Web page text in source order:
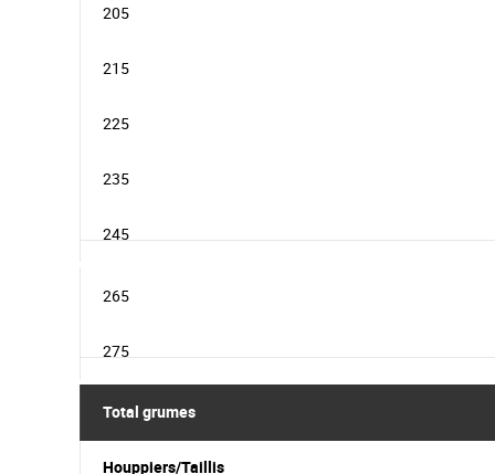
205
215
225
235
245
265
275
Total grumes
Houppiers/Taillis